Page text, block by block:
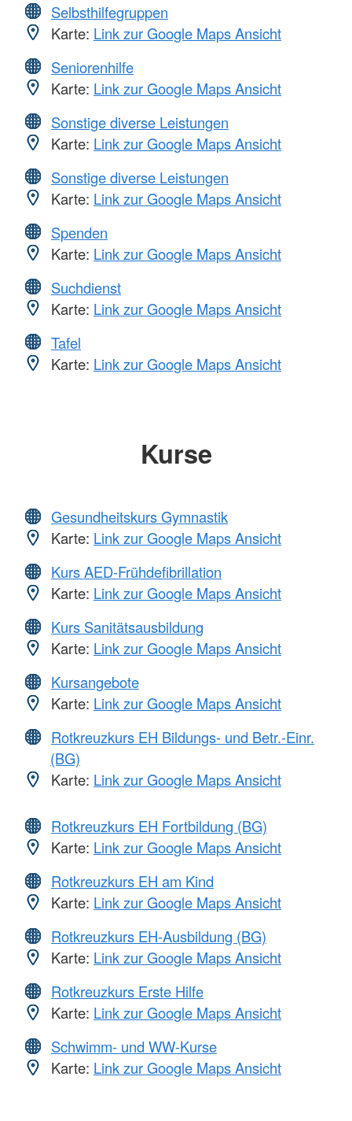
Selbsthilfegruppen
Karte: Link zur Google Maps Ansicht
Seniorenhilfe
Karte: Link zur Google Maps Ansicht
Sonstige diverse Leistungen
Karte: Link zur Google Maps Ansicht
Sonstige diverse Leistungen
Karte: Link zur Google Maps Ansicht
Spenden
Karte: Link zur Google Maps Ansicht
Suchdienst
Karte: Link zur Google Maps Ansicht
Tafel
Karte: Link zur Google Maps Ansicht
Kurse
Gesundheitskurs Gymnastik
Karte: Link zur Google Maps Ansicht
Kurs AED-Frühdefibrillation
Karte: Link zur Google Maps Ansicht
Kurs Sanitätsausbildung
Karte: Link zur Google Maps Ansicht
Kursangebote
Karte: Link zur Google Maps Ansicht
Rotkreuzkurs EH Bildungs- und Betr.-Einr.
(BG)
Karte: Link zur Google Maps Ansicht
Rotkreuzkurs EH Fortbildung (BG)
Karte: Link zur Google Maps Ansicht
Rotkreuzkurs EH am Kind
Karte: Link zur Google Maps Ansicht
Rotkreuzkurs EH-Ausbildung (BG)
Karte: Link zur Google Maps Ansicht
Rotkreuzkurs Erste Hilfe
Karte: Link zur Google Maps Ansicht
Schwimm- und WW-Kurse
Karte: Link zur Google Maps Ansicht